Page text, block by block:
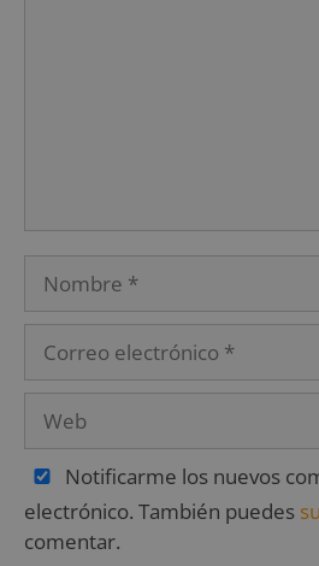
Notificarme los nuevos
electrónico. También puedes
comentar.